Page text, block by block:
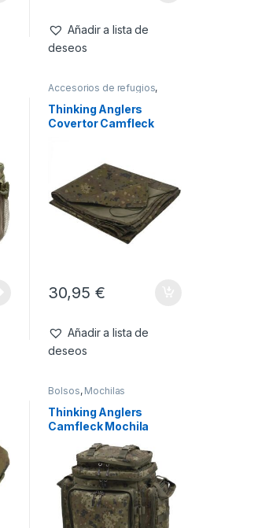
Añadir a lista de
deseos
Accesorios de refugios,
Thinking Anglers
Covertor Camfleck
30,95 €
Añadir a lista de
deseos
Bolsos, Mochilas
Thinking Anglers
Camfleck Mochila
Rucksack